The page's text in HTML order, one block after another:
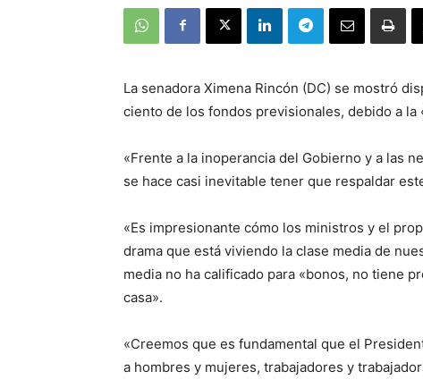
La senadora Ximena Rincón (DC) se mostró
ciento de los fondos previsionales, debido a la
«Frente a la inoperancia del Gobierno y a las
se hace casi inevitable tener que respaldar
«Es impresionante cómo los ministros y el
drama que está viviendo la clase media de
media no ha calificado para «bonos, no tiene
casa».
«Creemos que es fundamental que el
a hombres y mujeres, trabajadores y